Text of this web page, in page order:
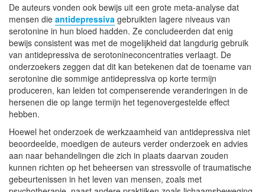
De auteurs vonden ook bewijs uit een grote meta-analyse dat
mensen die antidepressiva gebruikten lagere niveaus van
serotonine in hun bloed hadden. Ze concludeerden dat enig
bewijs consistent was met de mogelijkheid dat langdurig gebruik
van antidepressiva de serotonineconcentraties verlaagt. De
onderzoekers zeggen dat dit kan betekenen dat de toename van
serotonine die sommige antidepressiva op korte termijn
produceren, kan leiden tot compenserende veranderingen in de
hersenen die op lange termijn het tegenovergestelde effect
hebben.
Hoewel het onderzoek de werkzaamheid van antidepressiva niet
beoordeelde, moedigen de auteurs verder onderzoek en advies
aan naar behandelingen die zich in plaats daarvan zouden
kunnen richten op het beheersen van stressvolle of traumatische
gebeurtenissen in het leven van mensen, zoals met